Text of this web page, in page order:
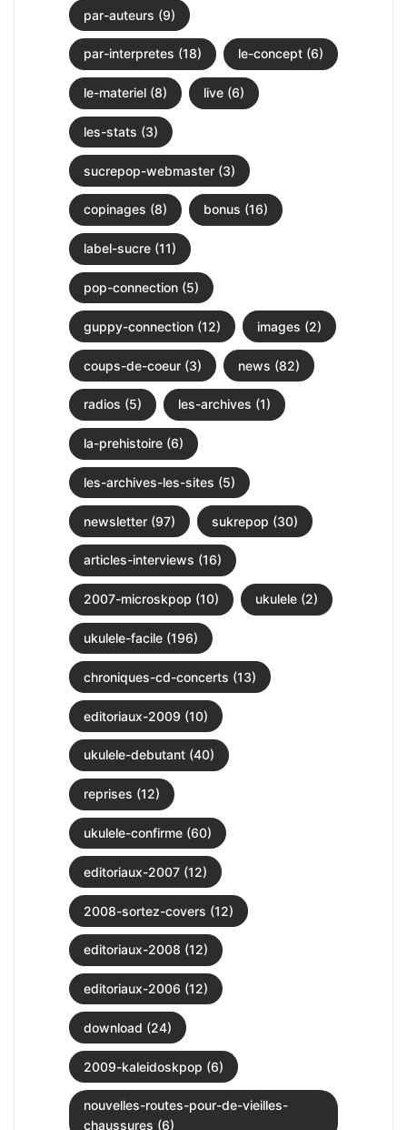
par-auteurs (9)
par-interpretes (18) le-concept (6)
le-materiel (8) live (6)
les-stats (3)
sucrepop-webmaster (3)
copinages (8) bonus (16)
label-sucre (11)
pop-connection (5)
guppy-connection (12) images (2)
coups-de-coeur (3) news (82)
radios (5) les-archives (1)
la-prehistoire (6)
les-archives-les-sites (5)
newsletter (97) sukrepop (30)
articles-interviews (16)
2007-microskpop (10) ukulele (2)
ukulele-facile (196)
chroniques-cd-concerts (13)
editoriaux-2009 (10)
ukulele-debutant (40)
reprises (12)
ukulele-confirme (60)
editoriaux-2007 (12)
2008-sortez-covers (12)
editoriaux-2008 (12)
editoriaux-2006 (12)
download (24)
2009-kaleidoskpop (6)
nouvelles-routes-pour-de-vieilles-
chaussures (6)